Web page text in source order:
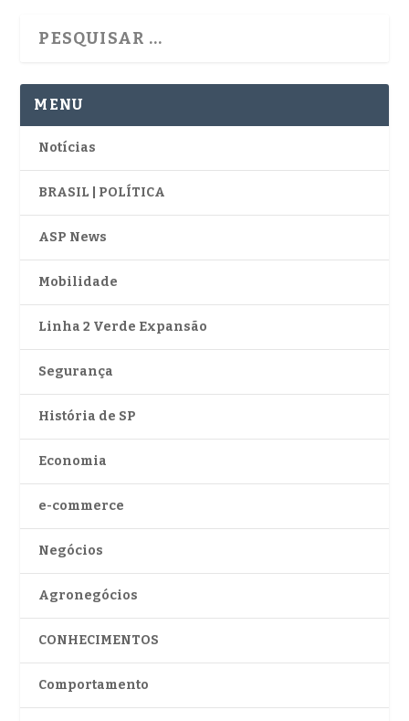
MENU
Notícias
BRASIL | POLÍTICA
ASP News
Mobilidade
Linha 2 Verde Expansão
Segurança
História de SP
Economia
e-commerce
Negócios
Agronegócios
CONHECIMENTOS
Comportamento